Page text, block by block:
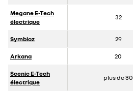
Megane E-Tech
électrique
32
Symbioz 29
Arkana 20
Scenic E-Tech
électrique
plus de 30